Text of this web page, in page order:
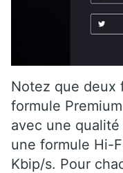
Notez que deux
formule
avec une
une formule Hi-
Kbip/s. Pour